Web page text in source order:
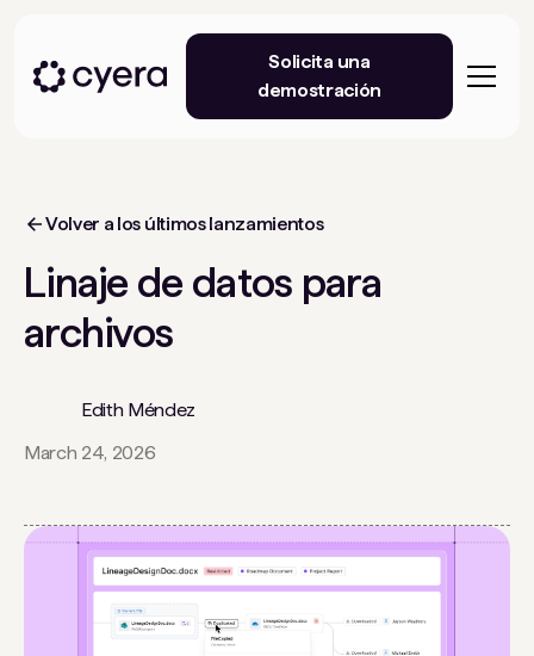
Solicita una
demostración
Volver a los últimos lanzamientos
Linaje de datos para
archivos
Edith Méndez
March 24, 2026